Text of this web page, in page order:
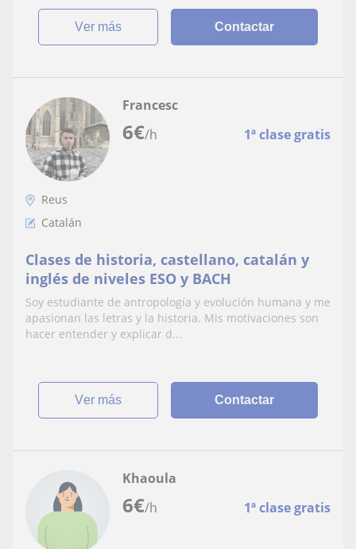
ver más Contactar
6€/h 1ª clase gratis
Francesc
Reus
Catalán
Clases de historia, castellano, catalán y
inglés de niveles ESO y BACH
Soy estudiante de antropología y evolución humana y me
apasionan las letras y la historia. Mis motivaciones son
hacer entender y explicar d...
ver más Contactar
6€/h 1ª clase gratis
Khaoula